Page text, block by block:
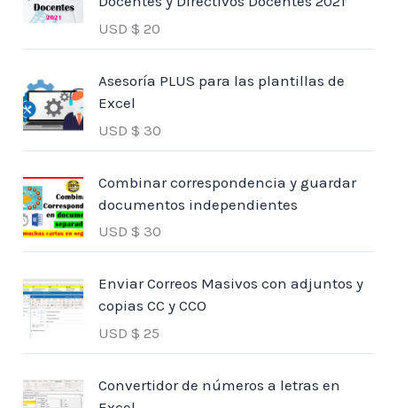
USD $ 20
Asesoría PLUS para las plantillas de
Excel
USD $ 30
Combinar correspondencia y guardar
documentos independientes
USD $ 30
Enviar Correos Masivos con adjuntos y
copias CC y CCO
USD $ 25
Convertidor de números a letras en